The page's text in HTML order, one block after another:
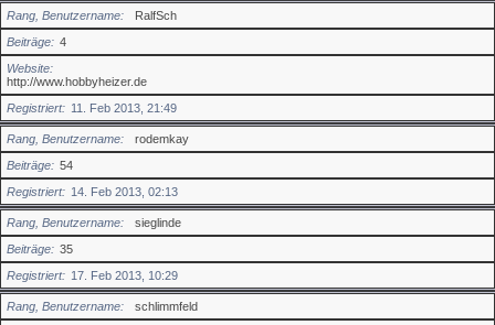
Rang, Benutzername
RalfSch
Beiträge
4
Website
http://www.hobbyheizer.de
Registriert
11. Feb 2013, 21:49
Rang, Benutzername
rodemkay
Beiträge
54
Registriert
14. Feb 2013, 02:13
Rang, Benutzername
sieglinde
Beiträge
35
Registriert
17. Feb 2013, 10:29
Rang, Benutzername
schlimmfeld